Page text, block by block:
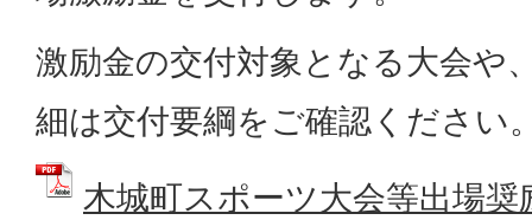
激励金の交付対象となる大会や
細は交付要綱をご確認ください
木城町スポーツ大会等出場